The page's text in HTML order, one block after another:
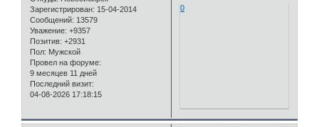
Зарегистрирован: 15-04-2014
Сообщений: 13579
Уважение: +9357
Позитив: +2931
Пол: Мужской
Провел на форуме:
9 месяцев 11 дней
Последний визит:
04-08-2026 17:18:15
0